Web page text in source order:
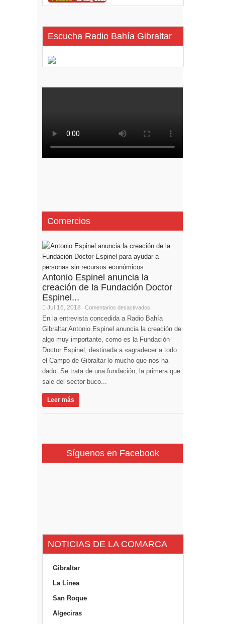
Escucha Radio Bahía Gibraltar
Comercios
Antonio Espinel anuncia la
creación de la Fundación Doctor
Espinel...
Jul 16, 2018 Comentarios desactivados
En la entrevista concedida a Radio Bahía
Gibraltar Antonio Espinel anuncia la creación de
algo muy importante, como es la Fundación
Doctor Espinel, destinada a «agradecer a todo
el Campo de Gibraltar lo mucho que nos ha
dado. Se trata de una fundación, la primera que
sale del sector buco...
Leer más
Síguenos en Facebook
NOTICIAS DE LA COMARCA
Gibraltar
La Línea
San Roque
Algeciras